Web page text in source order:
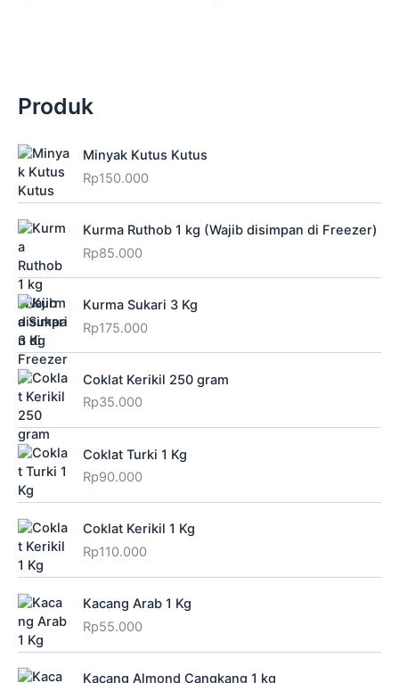
Produk
Minyak Kutus Kutus
Rp150.000
Kurma Ruthob 1 kg (Wajib disimpan di Freezer)
Rp85.000
Kurma Sukari 3 Kg
Rp175.000
Coklat Kerikil 250 gram
Rp35.000
Coklat Turki 1 Kg
Rp90.000
Coklat Kerikil 1 Kg
Rp110.000
Kacang Arab 1 Kg
Rp55.000
Kacang Almond Cangkang 1 kg